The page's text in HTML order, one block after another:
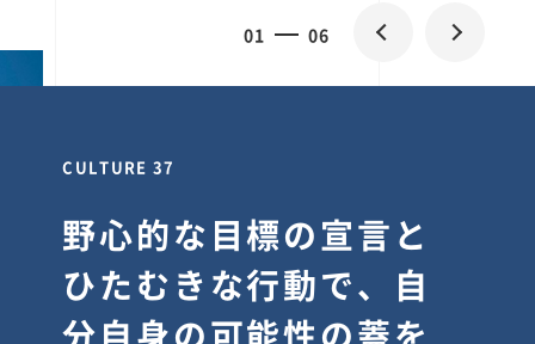
0 06
CULTURE 30
逆境では自分のスタン
スを変え“予想を裏切